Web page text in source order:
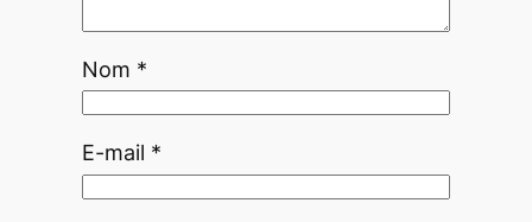
Nom *
E-mail *